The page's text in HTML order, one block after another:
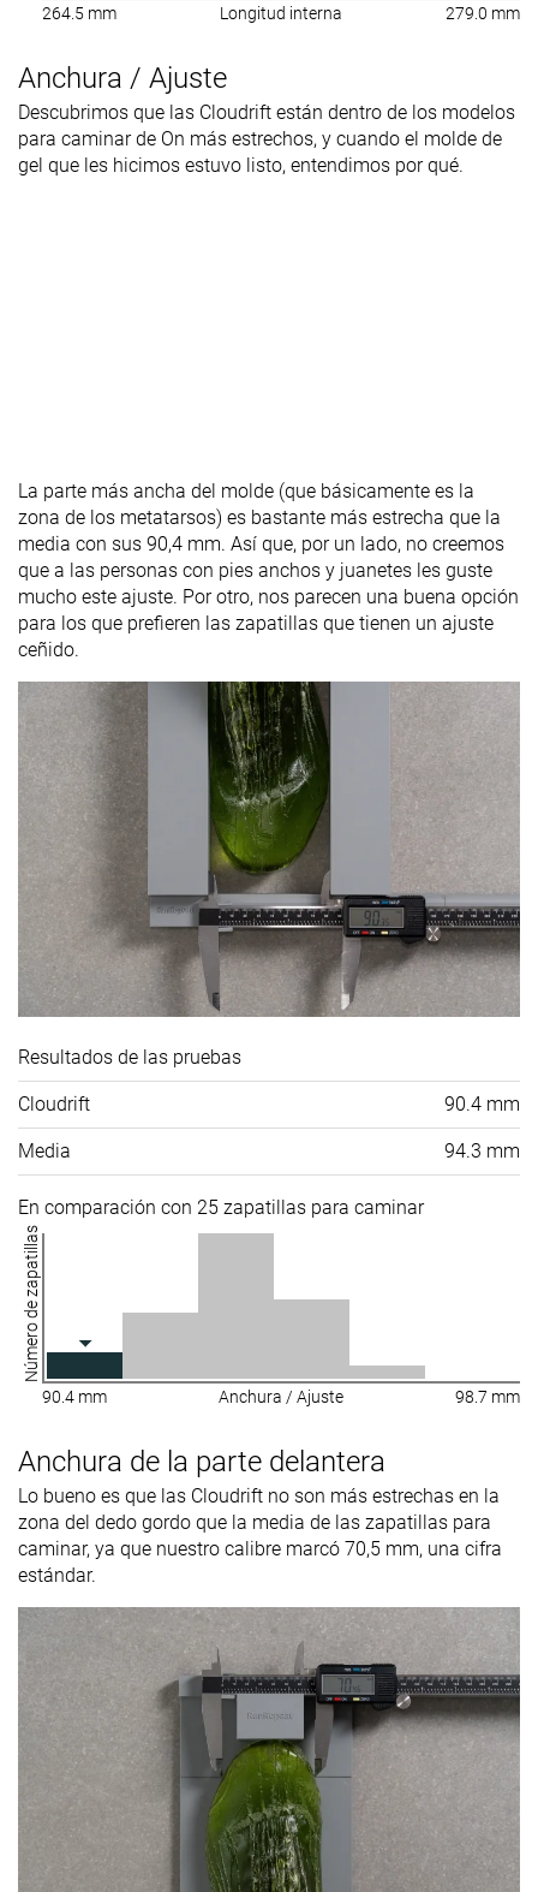
264.5 mm Longitud interna 279.0 mm
Anchura / Ajuste
Descubrimos que las Cloudrift están dentro de los modelos
para caminar de On más estrechos, y cuando el molde de
gel que les hicimos estuvo listo, entendimos por qué.
La parte más ancha del molde (que básicamente es la
zona de los metatarsos) es bastante más estrecha que la
media con sus 90,4 mm. Así que, por un lado, no creemos
que a las personas con pies anchos y juanetes les guste
mucho este ajuste. Por otro, nos parecen una buena opción
para los que prefieren las zapatillas que tienen un ajuste
ceñido.
Resultados de las pruebas
Cloudrift 90.4 mm
Media 94.3 mm
En comparación con 25 zapatillas para caminar
Número de zapatillas
90.4 mm Anchura / Ajuste 98.7 mm
Anchura de la parte delantera
Lo bueno es que las Cloudrift no son más estrechas en la
zona del dedo gordo que la media de las zapatillas para
caminar, ya que nuestro calibre marcó 70,5 mm, una cifra
estándar.